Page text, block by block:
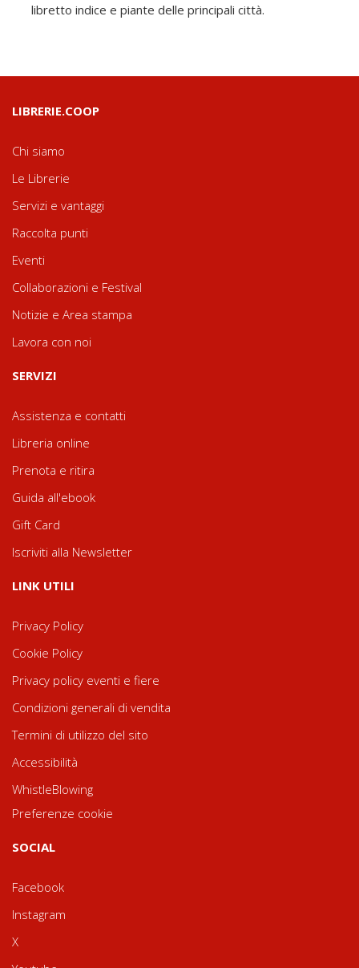
libretto indice e piante delle principali città.
LIBRERIE.COOP
Chi siamo
Le Librerie
Servizi e vantaggi
Raccolta punti
Eventi
Collaborazioni e Festival
Notizie e Area stampa
Lavora con noi
SERVIZI
Assistenza e contatti
Libreria online
Prenota e ritira
Guida all'ebook
Gift Card
Iscriviti alla Newsletter
LINK UTILI
Privacy Policy
Cookie Policy
Privacy policy eventi e fiere
Condizioni generali di vendita
Termini di utilizzo del sito
Accessibilità
WhistleBlowing
Preferenze cookie
SOCIAL
Facebook
Instagram
X